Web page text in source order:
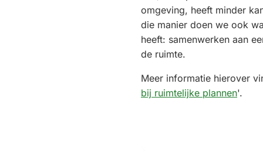
omgeving, heeft minder
die manier doen we ook
heeft: samenwerken aan
de ruimte.
Meer informatie hierover
bij ruimtelijke plannen'.